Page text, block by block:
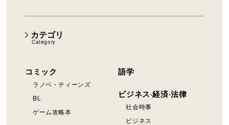
カテゴリ
Category
コミック
ラノベ・ティーンズ
BL
ゲーム攻略本
語学
ビジネス·経済·法律
社会時事
ビジネス